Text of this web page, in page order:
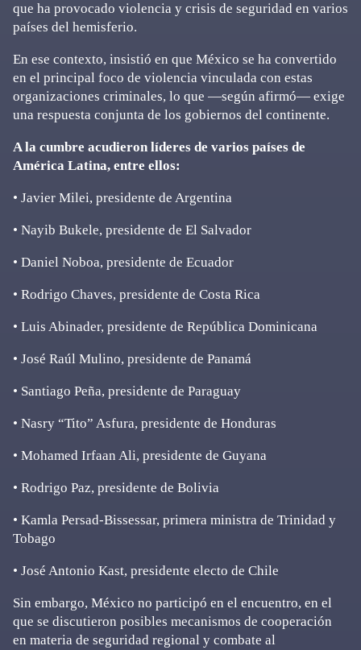
que ha provocado violencia y crisis de seguridad en varios
países del hemisferio.
En ese contexto, insistió en que México se ha convertido
en el principal foco de violencia vinculada con estas
organizaciones criminales, lo que —según afirmó— exige
una respuesta conjunta de los gobiernos del continente.
A la cumbre acudieron líderes de varios países de
América Latina, entre ellos:
• Javier Milei, presidente de Argentina
• Nayib Bukele, presidente de El Salvador
• Daniel Noboa, presidente de Ecuador
• Rodrigo Chaves, presidente de Costa Rica
• Luis Abinader, presidente de República Dominicana
• José Raúl Mulino, presidente de Panamá
• Santiago Peña, presidente de Paraguay
• Nasry “Tito” Asfura, presidente de Honduras
• Mohamed Irfaan Ali, presidente de Guyana
• Rodrigo Paz, presidente de Bolivia
• Kamla Persad-Bissessar, primera ministra de Trinidad y
Tobago
• José Antonio Kast, presidente electo de Chile
Sin embargo, México no participó en el encuentro, en el
que se discutieron posibles mecanismos de cooperación
en materia de seguridad regional y combate al